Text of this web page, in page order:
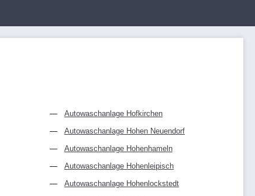
Autowaschanlage Hofkirchen
Autowaschanlage Hohen Neuendorf
Autowaschanlage Hohenhameln
Autowaschanlage Hohenleipisch
Autowaschanlage Hohenlockstedt